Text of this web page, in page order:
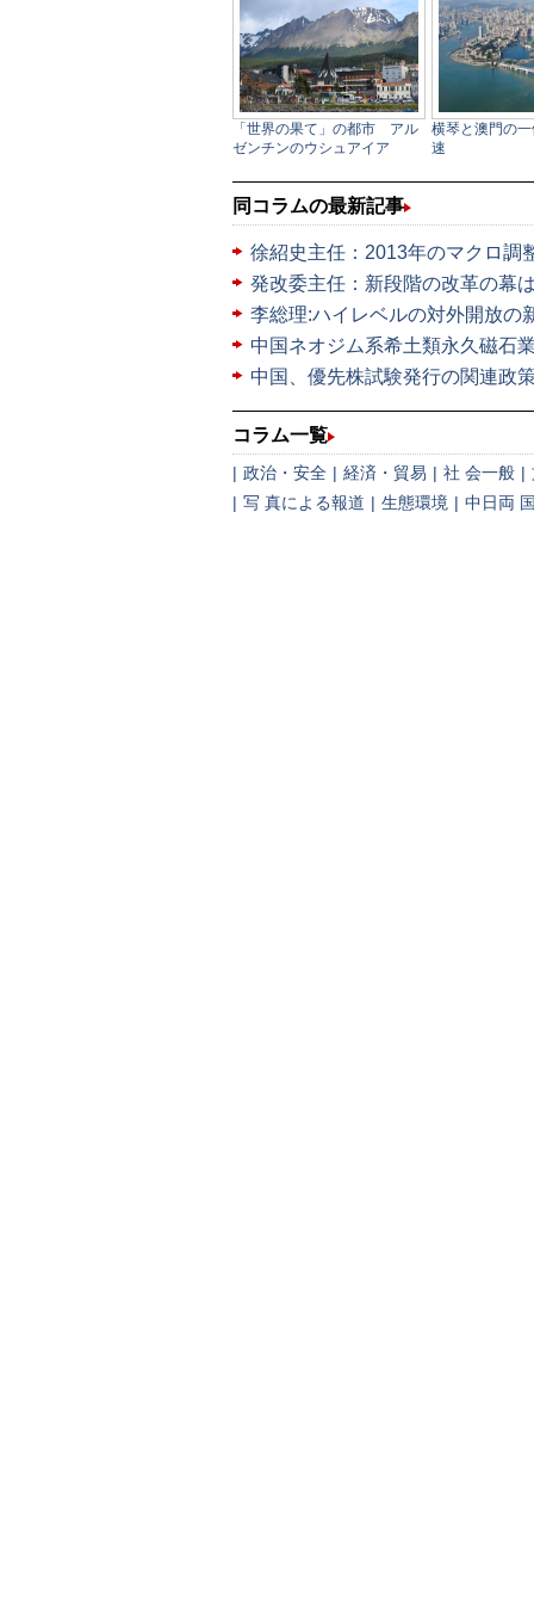
同コラムの最新記事
徐紹史主任：2013年のマクロ調
発改委主任：新段階の改革の幕
李総理:ハイレベルの対外開放の
中国ネオジム系希土類永久磁石
中国、優先株試験発行の関連政
コラム一覧
| 政治・安全 | 経済・貿易 | 社 会一般 |
| 写 真による報道 | 生態環境 | 中日両